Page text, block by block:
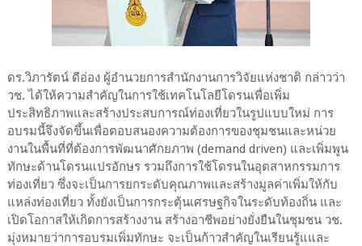
ดร.วิภารัตน์ ดีอ่อง ผู้อำนวยการสำนักงานการวิจัยแห่งชาติ กล่าวว่า
วช. ได้ให้ความสำคัญในการใช้เทคโนโลยีโดรนเพื่อเพิ่ม
ประสิทธิภาพและสร้างประสบการณ์ท่องเที่ยวในรูปแบบใหม่ การ
อบรมนี้จึงจัดขึ้นเพื่อตอบสนองความต้องการของชุมชนและหน่วย
งานในพื้นที่ที่ต้องการพัฒนาศักยภาพ (demand driven) และเพิ่มพูน
ทักษะด้านโดรนแปรอักษร รวมถึงการใช้โดรนในอุตสาหกรรมการ
ท่องเที่ยว ซึ่งจะเป็นการยกระดับคุณภาพและสร้างมูลค่าเพิ่มให้กับ
แหล่งท่องเที่ยว ทั้งยังเป็นการกระตุ้นเศรษฐกิจในระดับท้องถิ่น และ
เปิดโอกาสให้เกิดการสร้างงาน สร้างอาชีพอย่างยั่งยืนในชุมชน วช.
มุ่งหมายว่าการอบรมเพิ่มทักษะ จะเป็นก้าวสำคัญในเรียนรู้แและ